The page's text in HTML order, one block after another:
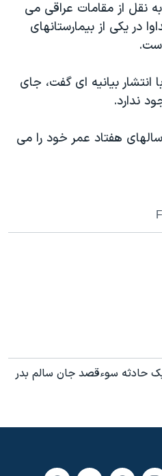
نقل از مقامات عراقی می
در يکی از بيمارستانهای
بيانيه ای گفت، جای
ندارد.
هفتاد عمر خود را می
حادثه سوءقصد جان سالم بدر